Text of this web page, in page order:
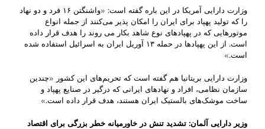
وزارت دارایی آمریکا در این باره گفته است: «واشنگتن ۱۶ فرد و دو نهاد
را که تولید پهپاد برای ایران را امکان پذیر می‌کنند از جمله انواع
موتورهایی که در پهپادهای نوع شاهد بکار می روند را هدف قرار داده
است. از این پهپادها در حمله ۱۳ آوریل ایران به اسرائیل استفاده شده
است.»
وزارت دارایی بریتانیا هم گفته است که تحریم‌های این کشور «چندین
سازمان نظامی، افراد و نهادهای ایرانی که درگیر در صنایع پهپاد و
ساخت موشک‌های بالستیک ایران هستند، هدف قرار داده است.»
وزیر دارایی آلمان: تشدید تنش در خاورمیانه خطر بزرگی برای اقتصاد